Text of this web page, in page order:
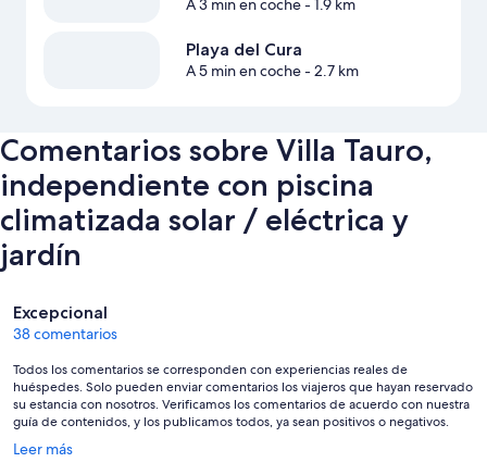
A 3 min en coche- 1.9 km
Playa del Cura
A 5 min en coche- 2.7 km
Comentarios sobre Villa Tauro,
independiente con piscina
climatizada solar / eléctrica y
jardín
Comentarios
Excepcional
38 comentarios
Todos los comentarios se corresponden con experiencias reales de
huéspedes. Solo pueden enviar comentarios los viajeros que hayan reservado
su estancia con nosotros. Verificamos los comentarios de acuerdo con nuestra
guía de contenidos, y los publicamos todos, ya sean positivos o negativos.
Leer más
Se